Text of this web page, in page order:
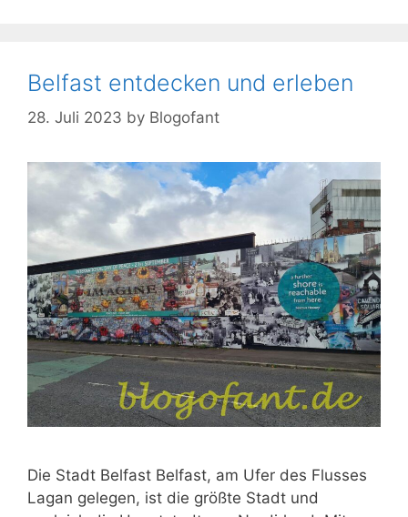
Belfast entdecken und erleben
28. Juli 2023 by Blogofant
Die Stadt Belfast Belfast, am Ufer des Flusses
Lagan gelegen, ist die größte Stadt und